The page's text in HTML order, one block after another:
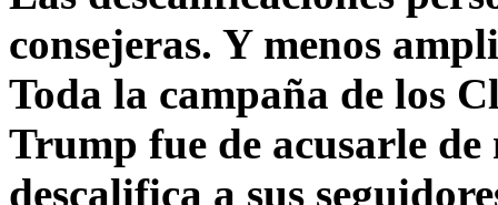
consejeras. Y menos
Toda la campaña de los
Trump fue de acusarle
descalifica a sus